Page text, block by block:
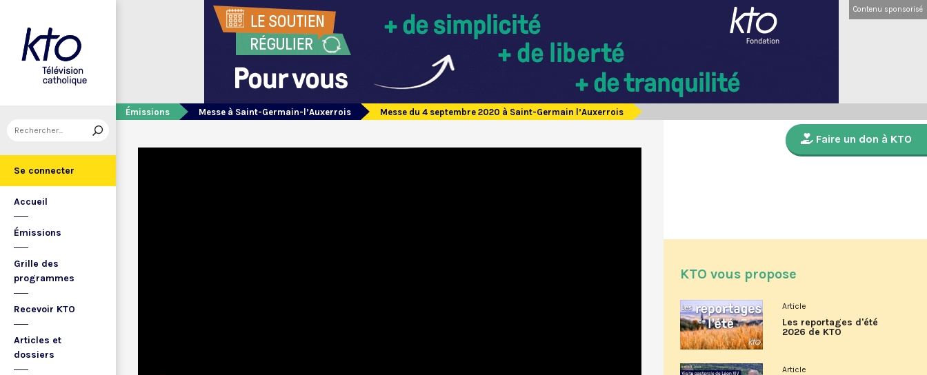
Se connecter
Accueil
Émissions
Grille des
programmes
Recevoir KTO
Articles et
dossiers
Contenu sponsorisé
Émissions Messe à Saint-Germain-l’Auxerrois Messe du 4 septembre 2020 à Saint-Germain l’Auxerrois
Faire un don à KTO
KTO vous propose
Article
Les reportages d'été
2026 de KTO
Article